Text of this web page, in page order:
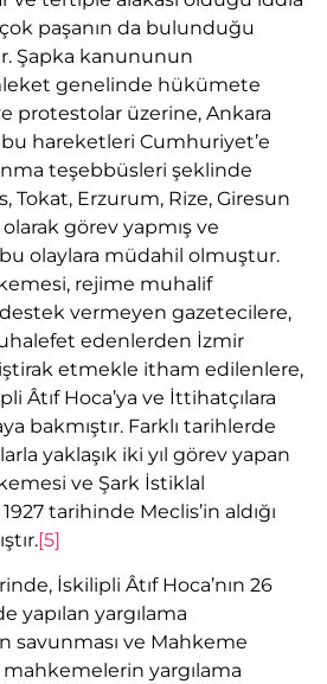
paşanın da bulunduğu
Şapka kanununun
genelinde hükümete
protestolar üzerine, Ankara
hareketleri Cumhuriyet’e
teşebbüsleri şeklinde
Tokat, Erzurum, Rize, Giresun
görev yapmış ve
bu olaylara müdahil olmuştur.
rejime muhalif
vermeyen gazetecilere,
edenlerden İzmir
etmekle itham edilenlere,
Âtıf Hoca’ya ve İttihatçılara
bakmıştır. Farklı tarihlerde
yaklaşık iki yıl görev yapan
ve Şark İstiklal
tarihinde Meclis’in aldığı
[5]
İskilipli Âtıf Hoca’nın 26
yapılan yargılama
savunması ve Mahkeme
yargılama